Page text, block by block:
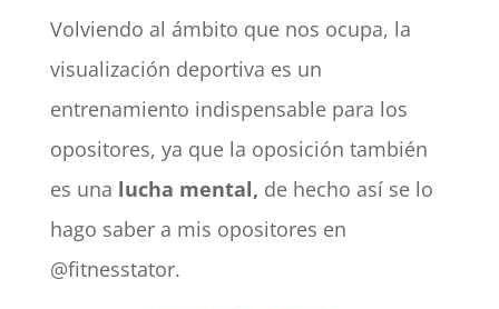
Volviendo al ámbito que nos ocupa, la
visualización deportiva es un
entrenamiento indispensable para los
opositores, ya que la oposición también
es una lucha mental, de hecho así se lo
hago saber a mis opositores en
@fitnesstator.